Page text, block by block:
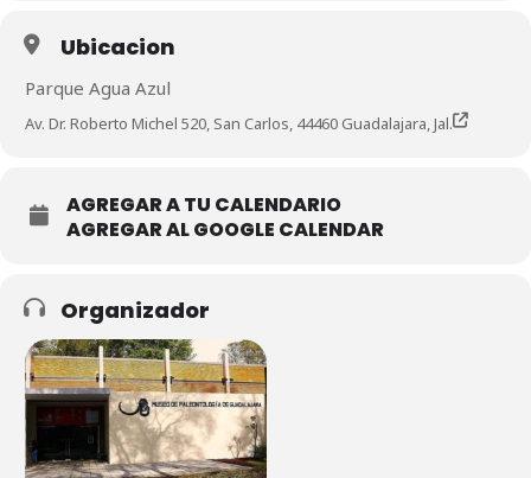
Ubicacion
Parque Agua Azul
Av. Dr. Roberto Michel 520, San Carlos, 44460 Guadalajara, Jal.
AGREGAR A TU CALENDARIO
AGREGAR AL GOOGLE CALENDAR
Organizador